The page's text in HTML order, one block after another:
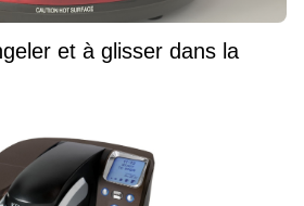
et à glisser dans la